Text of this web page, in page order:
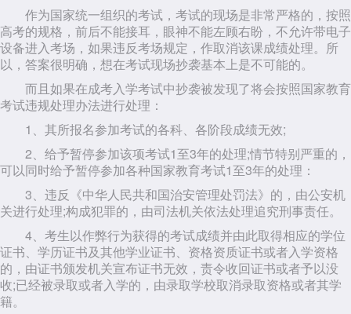
作为国家统一组织的考试，考试的现场是非常严格的，按照
高考的规格，前后不能接耳，眼神不能左顾右盼，不允许带电子
设备进入考场，如果违反考场规定，作取消该课成绩处理。所
以，答案很明确，想在考试现场抄袭基本上是不可能的。
而且如果在成考入学考试中抄袭被发现了将会按照国家教育
考试违规处理办法进行处理：
1、其所报名参加考试的各科、各阶段成绩无效;
2、给予暂停参加该项考试1至3年的处理;情节特别严重的，
可以同时给予暂停参加各种国家教育考试1至3年的处理：
3、违反《中华人民共和国治安管理处罚法》的，由公安机
关进行处理;构成犯罪的，由司法机关依法处理追究刑事责任。
4、考生以作弊行为获得的考试成绩并由此取得相应的学位
证书、学历证书及其他学业证书、资格资质证书或者入学资格
的，由证书颁发机关宣布证书无效，责令收回证书或者予以没
收;已经被录取或者入学的，由录取学校取消录取资格或者其学
籍。